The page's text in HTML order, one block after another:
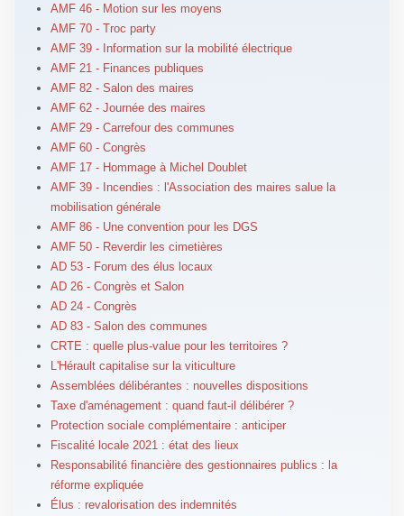
AMF 46 - Motion sur les moyens
AMF 70 - Troc party
AMF 39 - Information sur la mobilité électrique
AMF 21 - Finances publiques
AMF 82 - Salon des maires
AMF 62 - Journée des maires
AMF 29 - Carrefour des communes
AMF 60 - Congrès
AMF 17 - Hommage à Michel Doublet
AMF 39 - Incendies : l'Association des maires salue la
mobilisation générale
AMF 86 - Une convention pour les DGS
AMF 50 - Reverdir les cimetières
AD 53 - Forum des élus locaux
AD 26 - Congrès et Salon
AD 24 - Congrès
AD 83 - Salon des communes
CRTE : quelle plus-value pour les territoires ?
L'Hérault capitalise sur la viticulture
Assemblées délibérantes : nouvelles dispositions
Taxe d'aménagement : quand faut-il délibérer ?
Protection sociale complémentaire : anticiper
Fiscalité locale 2021 : état des lieux
Responsabilité financière des gestionnaires publics : la
réforme expliquée
Élus : revalorisation des indemnités